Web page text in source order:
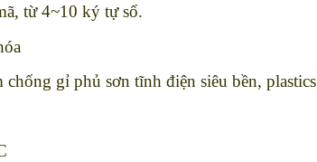
từ 4~10 ký tự số.
gỉ phủ sơn tĩnh điện siêu bền, plastics